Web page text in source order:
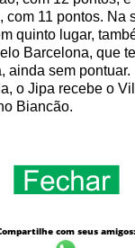
com 11 pontos. Na
quinto lugar,
Barcelona, que
ainda sem pontuar.
o Jipa recebe o
Biancão.
com seus amigos: